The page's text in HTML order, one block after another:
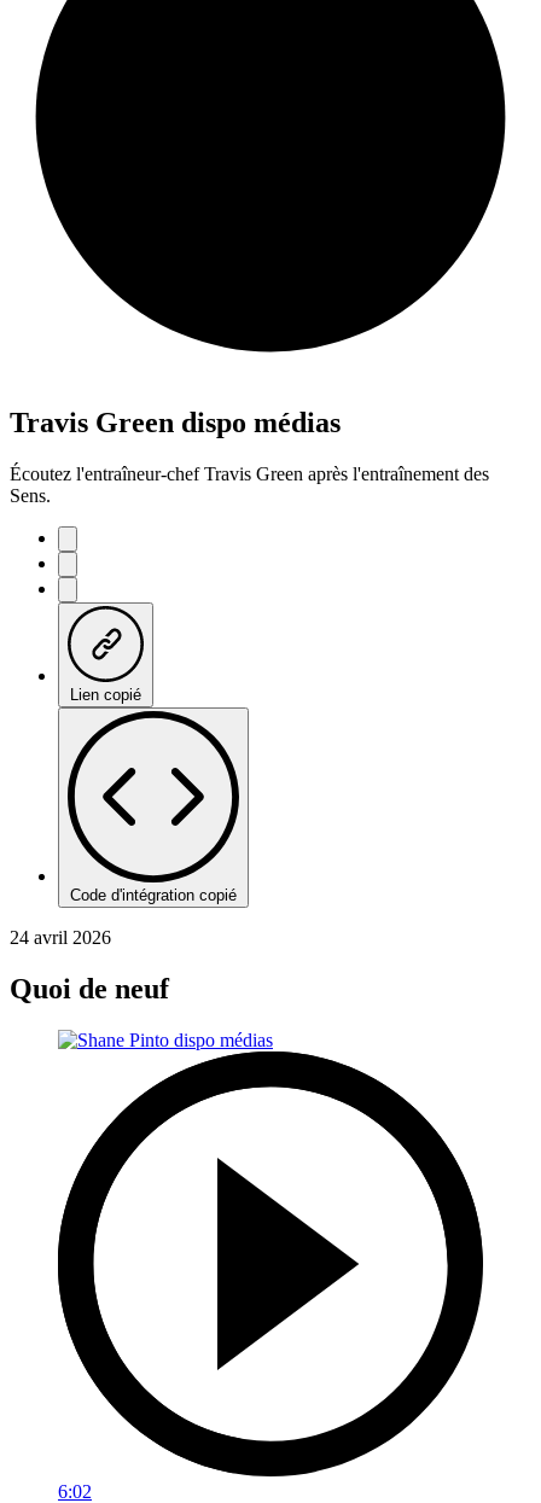
Travis Green dispo médias
Écoutez l'entraîneur-chef Travis Green après l'entraînement des
Sens.
Lien copié
Code d'intégration copié
24 avril 2026
Quoi de neuf
6:02